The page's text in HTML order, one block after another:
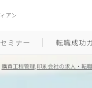
アン
ミナー 転職成功
購買工程管理,印刷会社の求人・転職